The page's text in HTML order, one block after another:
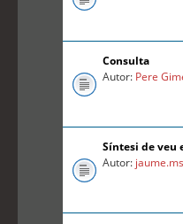
Consulta
Autor: Pere
Síntesi de veu
Autor: jaume.ms